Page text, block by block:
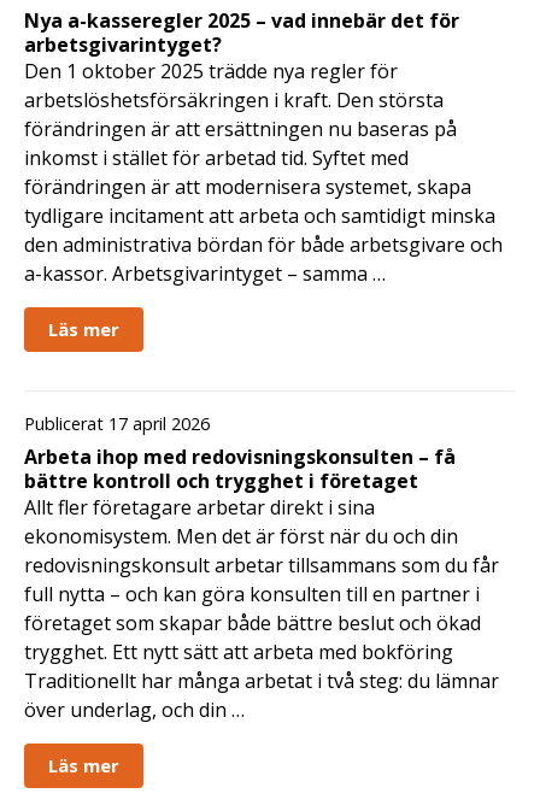
Nya a-kasseregler 2025 – vad innebär det för
arbetsgivarintyget?
Den 1 oktober 2025 trädde nya regler för
arbetslöshetsförsäkringen i kraft. Den största
förändringen är att ersättningen nu baseras på
inkomst i stället för arbetad tid. Syftet med
förändringen är att modernisera systemet, skapa
tydligare incitament att arbeta och samtidigt minska
den administrativa bördan för både arbetsgivare och
a-kassor. Arbetsgivarintyget – samma …
Läs mer
Publicerat 17 april 2026
Arbeta ihop med redovisningskonsulten – få
bättre kontroll och trygghet i företaget
Allt fler företagare arbetar direkt i sina
ekonomisystem. Men det är först när du och din
redovisningskonsult arbetar tillsammans som du får
full nytta – och kan göra konsulten till en partner i
företaget som skapar både bättre beslut och ökad
trygghet. Ett nytt sätt att arbeta med bokföring
Traditionellt har många arbetat i två steg: du lämnar
över underlag, och din …
Läs mer